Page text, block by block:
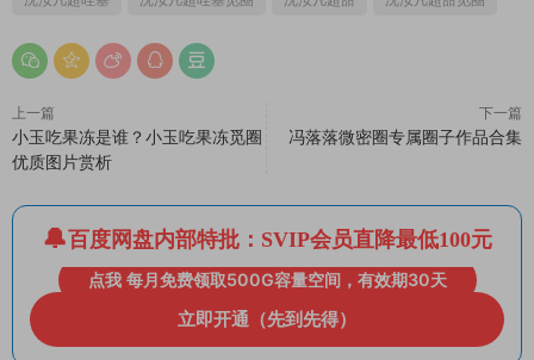
上一篇
小玉吃果冻是谁？小玉吃果冻觅圈
优质图片赏析
下一篇
冯落落微密圈专属圈子作品合集
百度网盘内部特批：SVIP会员直降最低100元
点我 每月免费领取500G容量空间，有效期30天
立即开通（先到先得）